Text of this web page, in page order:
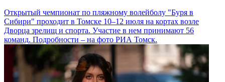
Открытый чемпионат по пляжному волейболу "Буря в
Сибири" проходит в Томске 10–12 июля на кортах возле
Дворца зрелищ и спорта. Участие в нем принимают 56
команд. Подробности – на фото РИА Томск.